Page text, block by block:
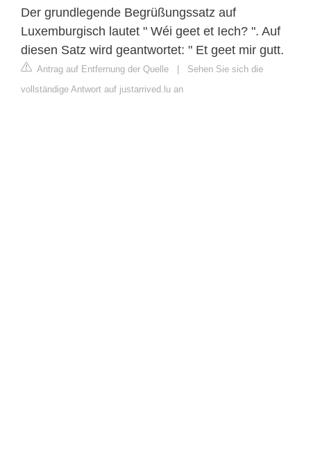
Der grundlegende Begrüßungssatz auf
Luxemburgisch lautet " Wéi geet et Iech? ". Auf
diesen Satz wird geantwortet: " Et geet mir gutt.
Antrag auf Entfernung der Quelle | Sehen Sie sich die
vollständige Antwort auf justarrived.lu an